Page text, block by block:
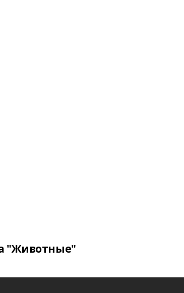
"Животные"